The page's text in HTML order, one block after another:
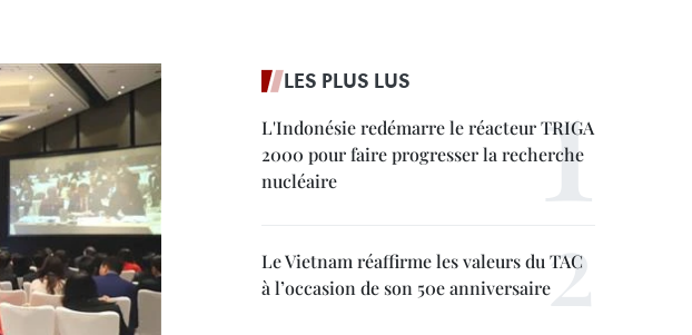
LES PLUS LUS
L'Indonésie redémarre le réacteur TRIGA
2000 pour faire progresser la recherche
nucléaire
Le Vietnam réaffirme les valeurs du TAC
à l’occasion de son 50e anniversaire